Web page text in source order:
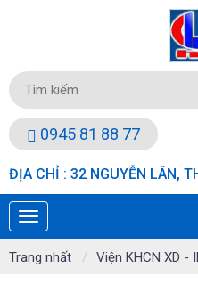
0945 81 88 77
ĐỊA CHỈ : 32 NGUYỄN LÂN,
Trang nhất Viện KHCN XD -